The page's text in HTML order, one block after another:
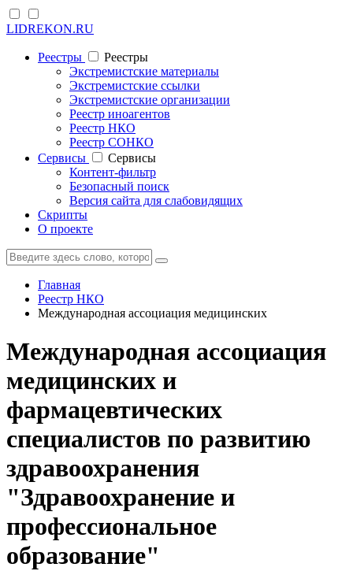
LIDREKON.RU
Реестры
Реестры
Экстремистские материалы
Экстремистские ссылки
Экстремистские организации
Реестр иноагентов
Реестр НКО
Реестр СОНКО
Cервисы
Cервисы
Контент-фильтр
Безопасный поиск
Версия сайта для слабовидящих
Скрипты
О проекте
Главная
Реестр НКО
Международная ассоциация медицинских
Международная ассоциация
медицинских и
фармацевтических
специалистов по развитию
здравоохранения
"Здравоохранение и
профессиональное
образование"